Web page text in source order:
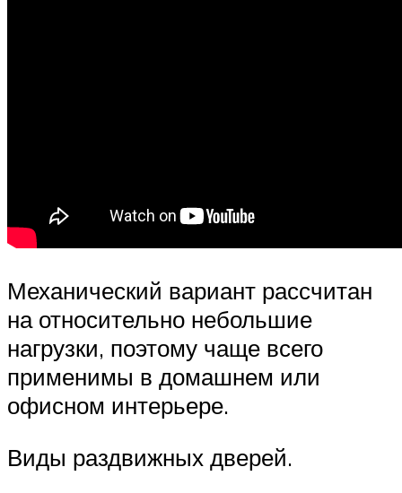
Механический вариант рассчитан
на относительно небольшие
нагрузки, поэтому чаще всего
применимы в домашнем или
офисном интерьере.
Виды раздвижных дверей.